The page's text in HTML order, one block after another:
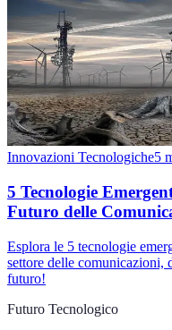
Innovazioni Tecnologiche5
5 Tecnologie
Futuro delle
Esplora le 5 tecnologie
settore delle
futuro!
Futuro Tecnologico